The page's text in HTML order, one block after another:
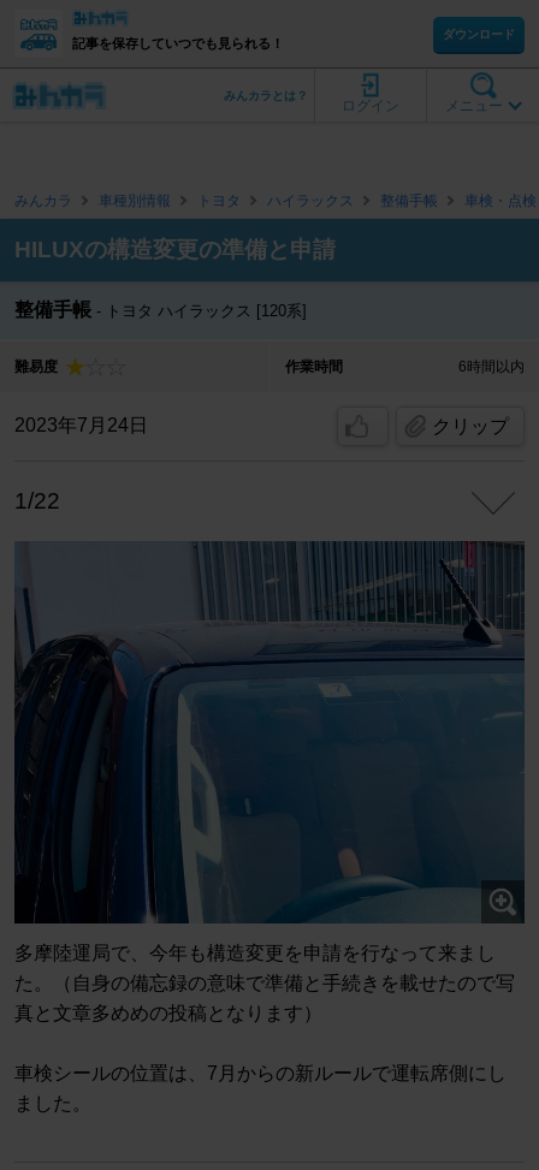
記事を保存していつでも見られる！
ダウンロード
メニュー
ログイン
みんカラとは？
みんカラ 車種別情報 トヨタ ハイラックス 整備手帳 車検・点検
HILUXの構造変更の準備と申請
整備手帳 トヨタ ハイラックス [120系]
難易度 作業時間 6時間以内
2023年7月24日 クリップ
1/22
多摩陸運局で、今年も構造変更を申請を行なって来まし
た。（自身の備忘録の意味で準備と手続きを載せたので写
真と文章多めめの投稿となります）
車検シールの位置は、7月からの新ルールで運転席側にし
ました。